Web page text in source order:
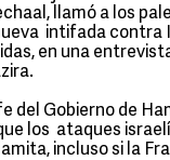
llamó a los
intifada contra
en una
del Gobierno de
los ataques
incluso si la